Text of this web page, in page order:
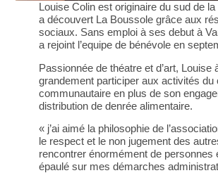
Louise Colin est originaire du sud de
a découvert La Boussole grâce aux
sociaux. Sans emploi à ses debut à
a rejoint l’equipe de bénévole en
Passionnée de théatre et d’art, Louise
grandement participer aux activités du
communautaire en plus de son
distribution de denrée alimentaire.
« j’ai aimé la philosophie de
le respect et le non jugement des
rencontrer énormément de personnes
épaulé sur mes démarches